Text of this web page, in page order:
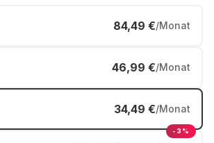
84,49 €/Monat
46,99 €/Monat
34,49 €/Monat
-3%